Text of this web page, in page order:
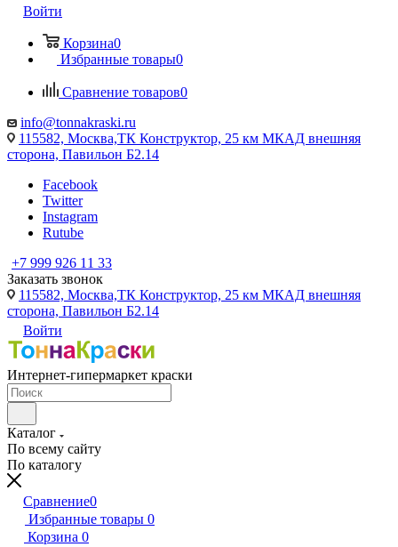
Войти
Корзина0
Избранные товары0
Сравнение товаров0
info@tonnakraski.ru
115582, Москва,ТК Конструктор, 25 км МКАД внешняя
сторона, Павильон Б2.14
Facebook
Twitter
Instagram
Rutube
+7 999 926 11 33
Заказать звонок
115582, Москва,ТК Конструктор, 25 км МКАД внешняя
сторона, Павильон Б2.14
Войти
Интернет-гипермаркет краски
Каталог
По всему сайту
По каталогу
Сравнение0
Избранные товары 0
Корзина 0